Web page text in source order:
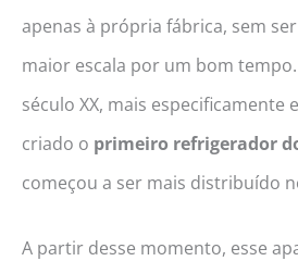
apenas à própria fábrica, sem
maior escala por um bom
século XX, mais especificamente
criado o primeiro refrigerador
começou a ser mais distribuído
A partir desse momento, esse